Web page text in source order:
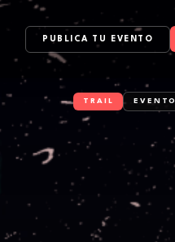
PUBLICA TU EVENTO
TRAIL